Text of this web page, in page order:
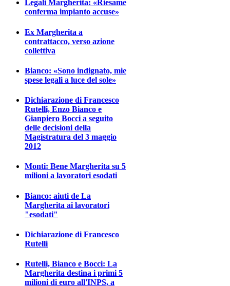
Legali Margherita: «Riesame
conferma impianto accuse»
Ex Margherita a
contrattacco, verso azione
collettiva
Bianco: «Sono indignato, mie
spese legali a luce del sole»
Dichiarazione di Francesco
Rutelli, Enzo Bianco e
Gianpiero Bocci a seguito
delle decisioni della
Magistratura del 3 maggio
2012
Monti: Bene Margherita su 5
milioni a lavoratori esodati
Bianco: aiuti de La
Margherita ai lavoratori
"esodati"
Dichiarazione di Francesco
Rutelli
Rutelli, Bianco e Bocci: La
Margherita destina i primi 5
milioni di euro all'INPS, a